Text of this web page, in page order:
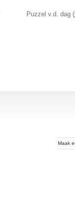
Puzzel v.d. dag (
Maak